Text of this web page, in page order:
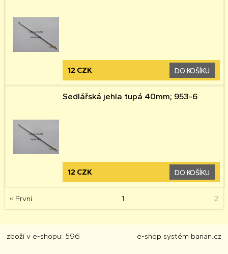
12 CZK DO KOŠÍKU
Sedlářská jehla tupá 40mm; 953-6
12 CZK DO KOŠÍKU
« První 1 2
zboží v e-shopu: 596 e-shop systém banan.cz